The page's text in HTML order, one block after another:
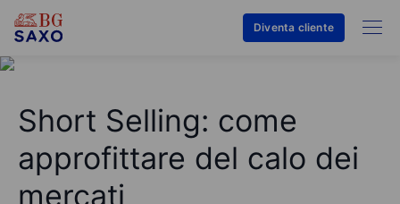
Diventa cliente
Short Selling: come
approfittare del calo dei
mercati